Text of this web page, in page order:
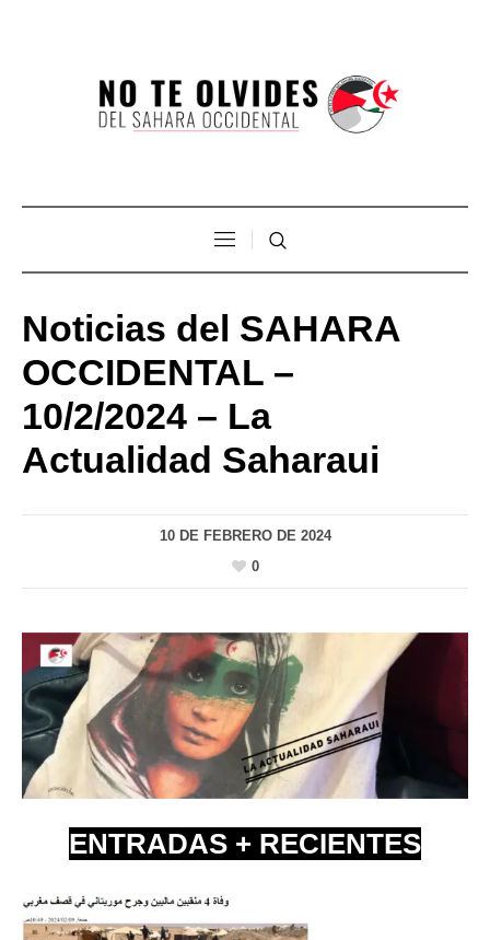
Noticias del SAHARA
OCCIDENTAL –
10/2/2024 – La
Actualidad Saharaui
10 DE FEBRERO DE 2024
0
ENTRADAS + RECIENTES